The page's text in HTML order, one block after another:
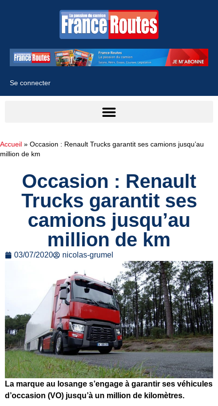
Se connecter
Accueil » Occasion : Renault Trucks garantit ses camions jusqu’au
million de km
Occasion : Renault
Trucks garantit ses
camions jusqu’au
million de km
03/07/2020 nicolas-grumel
La marque au losange s’engage à garantir ses véhicules
d’occasion (VO) jusqu’à un million de kilomètres.